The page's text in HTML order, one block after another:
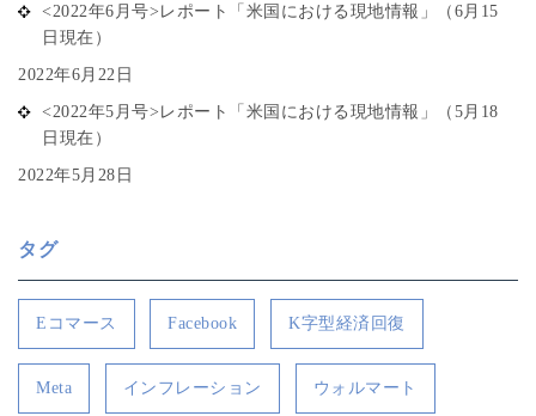
<2022年6月号>レポート「米国における現地情報」（6月15
日現在）
2022年6月22日
<2022年5月号>レポート「米国における現地情報」（5月18
日現在）
2022年5月28日
タグ
Eコマース Facebook K字型経済回復
Meta インフレーション ウォルマート